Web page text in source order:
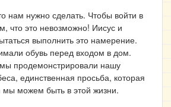
нам нужно сделать. Чтобы войти в
что это невозможно! Иисус и
выполнить это намерение.
обувь перед входом в дом.
продемонстрировали нашу
единственная просьба, которая
мы можем быть в этой жизни.